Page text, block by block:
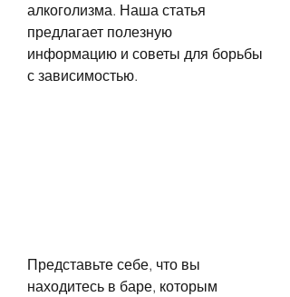
алкоголизма. Наша статья
предлагает полезную
информацию и советы для борьбы
с зависимостью.
Представьте себе, что вы
находитесь в баре, которым